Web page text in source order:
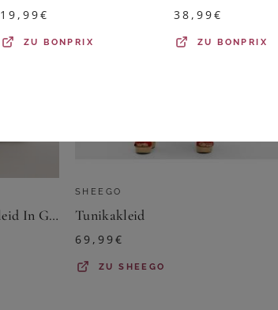
Yours Yours – Gerafftes Midikleid In Grün Mit Blumenmustersize 48
SHEEGO
Tunikakleid
69,99€
ZUSHEEGO
19,99€
ZUBONPRIX
38,99€
ZUBONPRIX